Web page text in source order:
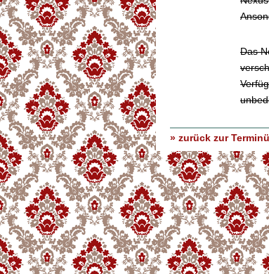
Das
» zurück zur